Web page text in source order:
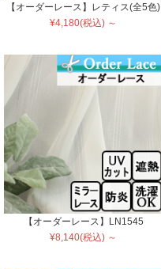
【オーダーレース】レティス(全5色)
¥4,180(税込) ～
【オーダーレース】LN1545
¥8,140(税込) ～